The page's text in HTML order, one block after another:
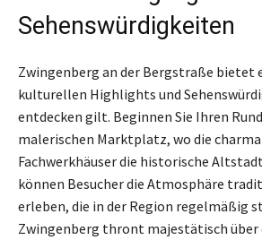
Sehenswürdigkeiten
Zwingenberg an der Bergstraße bietet
kulturellen Highlights und
entdecken gilt. Beginnen Sie Ihren
malerischen Marktplatz, wo die
Fachwerkhäuser die historische
können Besucher die Atmosphäre
erleben, die in der Region regelmäßig
Zwingenberg thront majestätisch über